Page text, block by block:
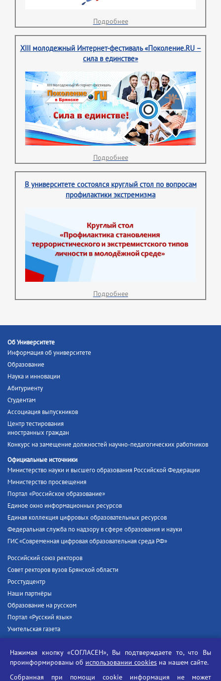
Подробнее
XIII молодежный Интернет-фестиваль «Поколение.RU –
сила в единстве»
Подробнее
В университете состоялся круглый стол по вопросам
профилактики экстремизма
Подробнее
Об Университете
Информация об университете
Образование
Наука и инновации
Абитуриенту
Студентам
Ассоциация выпускников
Центр тестирования
иностранных граждан
Конкурс на замещение должностей научно-педагогических работников
Официальные источники
Министерство науки и высшего образования Российской Федерации
Министерство просвещения
Портал «Российское образование»
Единое окно информационных ресурсов
Единая коллекция цифровых образовательных ресурсов
Федеральная служба по надзору в сфере образования и науки
ГИС «Современная цифровая образовательная среда РФ»
Российский союз ректоров
Совет ректоров вузов Брянской области
Росстудцентр
Наши партнёры
Образование на русском
Портал «Русский язык»
Учительская газета
Единый портал государственных услуг
Нажимая кнопку «СОГЛАСЕН», Вы подтверждаете то, что Вы
проинформированы об использовании cookies на нашем сайте.
Собранная при помощи cookie информация не может